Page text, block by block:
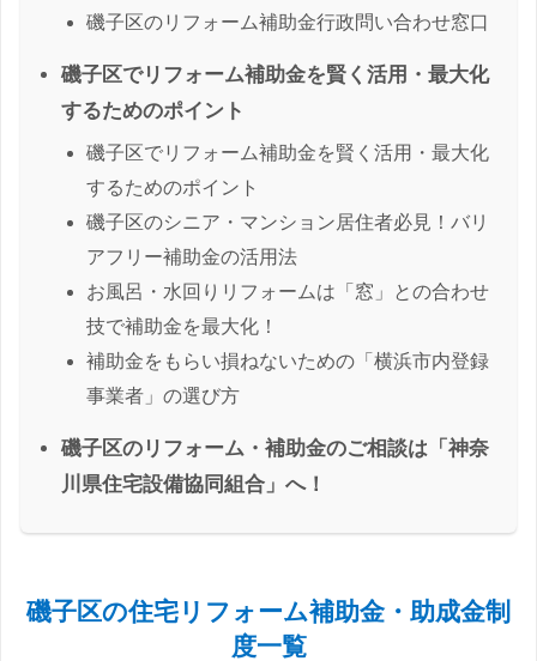
磯子区のリフォーム補助金行政問い合わせ窓口
磯子区でリフォーム補助金を賢く活用・最大化
するためのポイント
磯子区でリフォーム補助金を賢く活用・最大化
するためのポイント
磯子区のシニア・マンション居住者必見！バリ
アフリー補助金の活用法
お風呂・水回りリフォームは「窓」との合わせ
技で補助金を最大化！
補助金をもらい損ねないための「横浜市内登録
事業者」の選び方
磯子区のリフォーム・補助金のご相談は「神奈
川県住宅設備協同組合」へ！
磯子区の住宅リフォーム補助金・助成金制
度一覧